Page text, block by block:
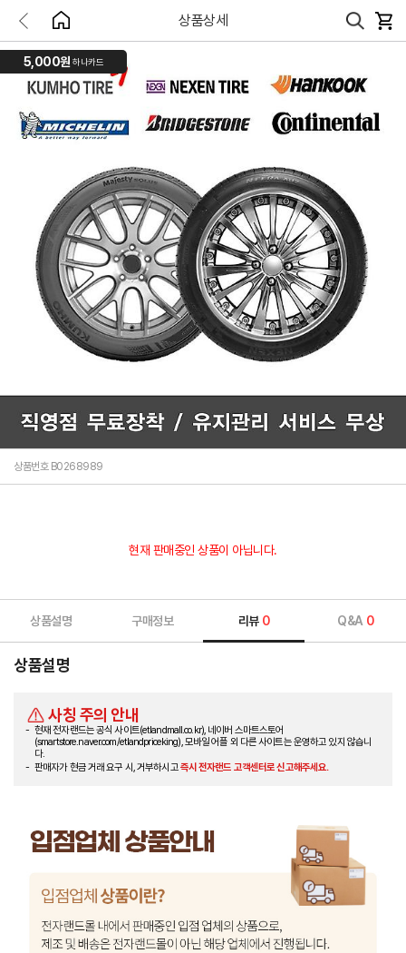
상품상세
5,000원 하나카드
상품번호 B0268989
현재 판매중인 상품이 아닙니다.
상품설명 구매정보 리뷰 0 Q&A 0
상품설명
사칭 주의 안내
현재 전자랜드는 공식 사이트(etlandmall.co.kr), 네이버 스마트스토어
(smartstore.naver.com/etlandpriceking), 모바일 어플 외 다른 사이트는 운영하고 있지 않습니
다.
판매자가 현금 거래 요구 시, 거부하시고즉시 전자랜드 고객센터로 신고해주세요.